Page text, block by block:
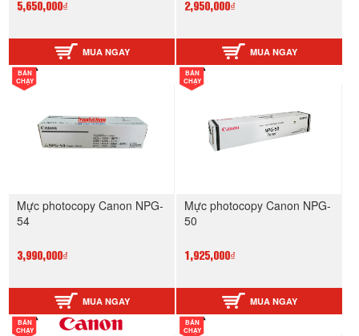
5,650,000₫
MUA NGAY
2,950,000₫
MUA NGAY
BÁN
CHẠY
Mực photocopy Canon NPG-
54
3,990,000₫
MUA NGAY
BÁN
CHẠY
Mực photocopy Canon NPG-
50
1,925,000₫
MUA NGAY
BÁN
CHẠY
BÁN
CHẠY